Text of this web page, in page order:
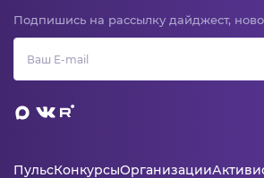
Подпишись на рассылку дайджест,
ПульсКонкурсыОрганизации